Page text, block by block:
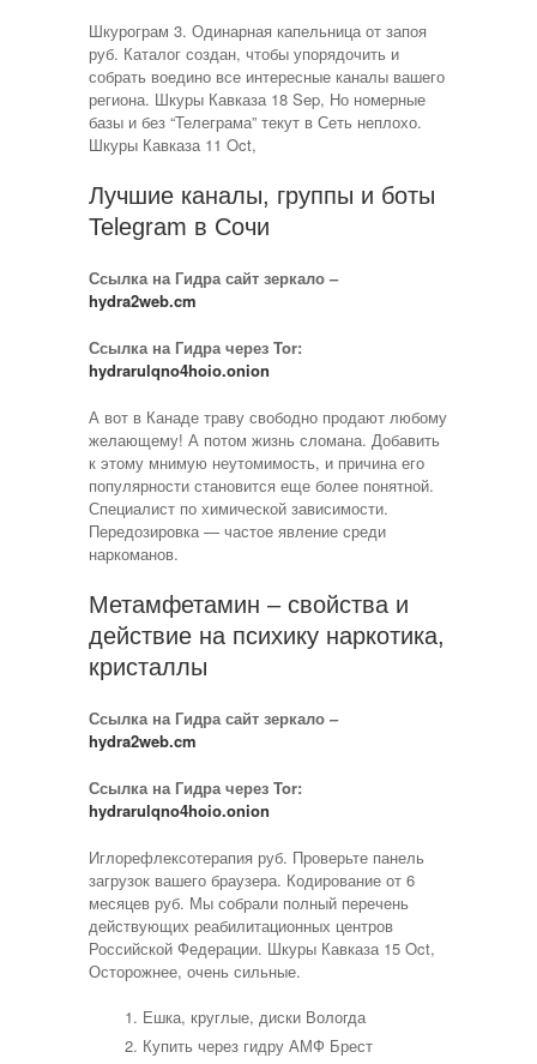
Шкурограм 3. Одинарная капельница от запоя
руб. Каталог создан, чтобы упорядочить и
собрать воедино все интересные каналы вашего
региона. Шкуры Кавказа 18 Sep, Но номерные
базы и без “Телеграма” текут в Сеть неплохо.
Шкуры Кавказа 11 Oct,
Лучшие каналы, группы и боты
Telegram в Сочи
Ссылка на Гидра сайт зеркало –
hydra2web.cm
Ссылка на Гидра через Tor:
hydrarulqno4hoio.onion
А вот в Канаде траву свободно продают любому
желающему! А потом жизнь сломана. Добавить
к этому мнимую неутомимость, и причина его
популярности становится еще более понятной.
Специалист по химической зависимости.
Передозировка — частое явление среди
наркоманов.
Метамфетамин – свойства и
действие на психику наркотика,
кристаллы
Ссылка на Гидра сайт зеркало –
hydra2web.cm
Ссылка на Гидра через Tor:
hydrarulqno4hoio.onion
Иглорефлексотерапия руб. Проверьте панель
загрузок вашего браузера. Кодирование от 6
месяцев руб. Мы собрали полный перечень
действующих реабилитационных центров
Российской Федерации. Шкуры Кавказа 15 Oct,
Осторожнее, очень сильные.
Ешка, круглые, диски Вологда
Купить через гидру АМФ Брест